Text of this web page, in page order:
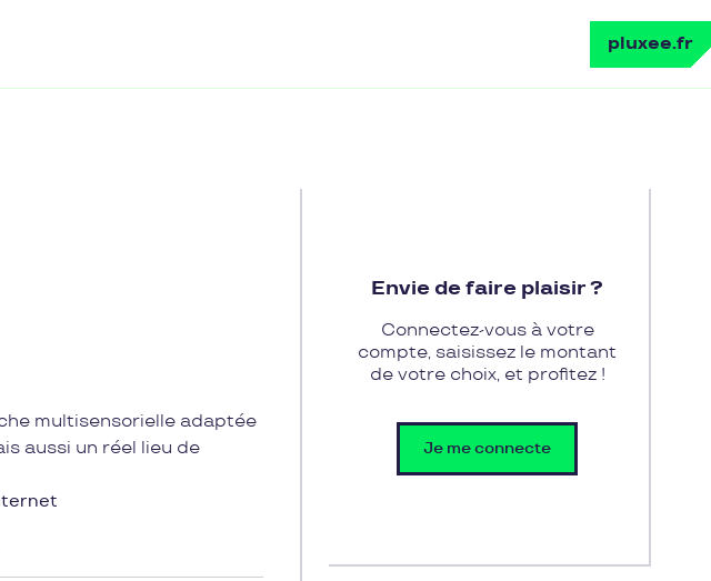
pluxee.fr
multisensorielle adaptée
aussi un réel lieu de
Envie de faire plaisir ?
Connectez-vous à votre
compte, saisissez le montant
de votre choix, et profitez !
Je me connecte